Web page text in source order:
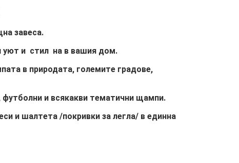
завеса.
уют и стил на в вашия дом.
в природата, големите градове,
и всякакви тематични щампи.
и шалтета /покривки за легла/ в единна